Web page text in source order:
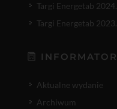
Targi Energetab 2024.
Targi Energetab 2023.
INFORMATOR
Aktualne wydanie
Archiwum